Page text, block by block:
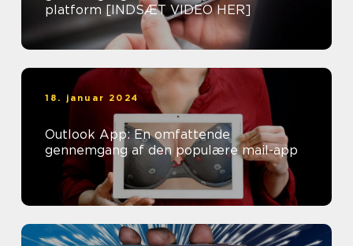
platform [INDSÆT VIDEO HER]
18. januar 2024
Outlook App: En omfattende
gennemgang af den populære mail-app